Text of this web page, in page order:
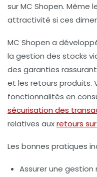
sur MC Shopen. Même
attractivité si ces
MC Shopen a
la gestion des stocks
des garanties
et les retours produits.
fonctionnalités en
sécurisation des
relatives auxretours
Les bonnes pratiques
Assurer une